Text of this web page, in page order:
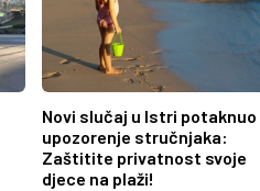
Novi slučaj u Istri potaknuo
upozorenje stručnjaka:
Zaštitite privatnost svoje
djece na plaži!